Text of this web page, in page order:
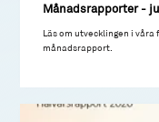
Månadsrapporter -
Läs om utvecklingen i
månadsrapport.